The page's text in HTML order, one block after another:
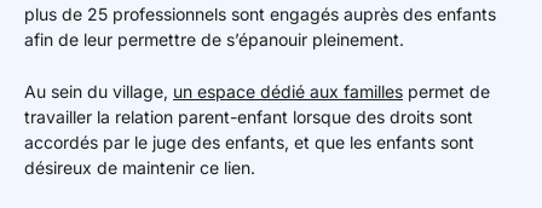
plus de 25 professionnels sont engagés auprès des enfants
afin de leur permettre de s’épanouir pleinement.
Au sein du village, un espace dédié aux familles permet de
travailler la relation parent-enfant lorsque des droits sont
accordés par le juge des enfants, et que les enfants sont
désireux de maintenir ce lien.